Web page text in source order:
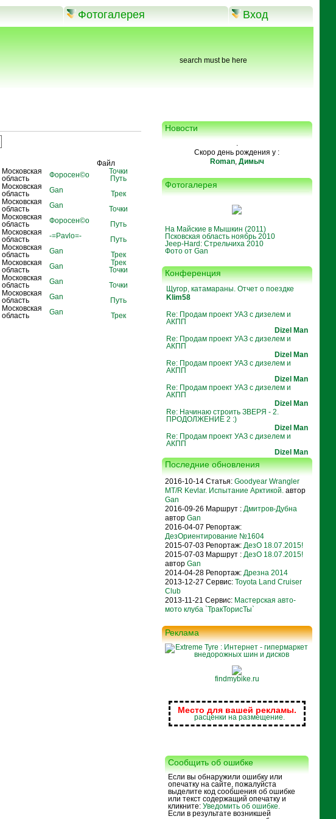
Фотогалерея Вход
search must be here
Файл
Московская
область
Фороcен©о
Точки
Путь
Московская
область
Gan
Трек
Московская
область
Gan
Точки
Московская
область
Фороcен©о
Путь
Московская
область
-=Pavlo=-
Путь
Московская
область
Gan
Трек
Московская
область
Gan
Трек
Точки
Московская
область
Gan
Точки
Московская
область
Gan
Путь
Московская
область
Gan
Трек
Новости
.
Скоро день рождения у :
Roman, Димыч
Фотогалерея
На Майские в Мышкин (2011)
Псковская область ноябрь 2010
Jeep-Hard: Стрельчиха 2010
Фото от Gan
Конференция
Щугор, катамараны. Отчет о поездке
Klim58
Re: Продам проект УАЗ с дизелем и
АКПП
Dizel Man
Re: Продам проект УАЗ с дизелем и
АКПП
Dizel Man
Re: Продам проект УАЗ с дизелем и
АКПП
Dizel Man
Re: Продам проект УАЗ с дизелем и
АКПП
Dizel Man
Re: Начинаю строить ЗВЕРЯ - 2.
ПРОДОЛЖЕНИЕ 2 :)
Dizel Man
Re: Продам проект УАЗ с дизелем и
АКПП
Dizel Man
Последние обновления
2016-10-14 Статья: Goodyear Wrangler
MT/R Kevlar. Испытание Арктикой.автор
Gan
2016-09-26 Маршрут : Дмитров-Дубна
автор Gan
2016-04-07 Репортаж:
ДезОриентирование №1604
2015-07-03 Репортаж: ДезО 18.07.2015!
2015-07-03 Маршрут : ДезО 18.07.2015!
автор Gan
2014-04-28 Репортаж: Дрезна 2014
2013-12-27 Сервис: Toyota Land Cruiser
Club
2013-11-21 Сервис: Мастерская авто-
мото клуба `ТракТорисТы`
Реклама
findmybike.ru
Место для вашей рекламы.
расценки на размещение.
Сообщить об ошибке
Если вы обнаружили ошибку или
опечатку на сайте, пожалуйста
выделите код сообшения об ошибке
или текст содержащий опечатку и
кликните: Уведомить об ошибке.
Если в результате возникшей